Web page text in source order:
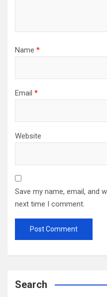
Name *
Email *
Website
Save my name, email, and
next time I comment.
Search